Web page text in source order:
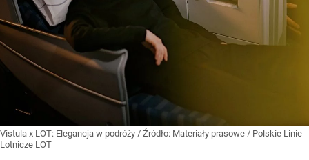
Vistula x LOT: Elegancja w podróży / Źródło: Materiały prasowe / Polskie Linie
Lotnicze LOT